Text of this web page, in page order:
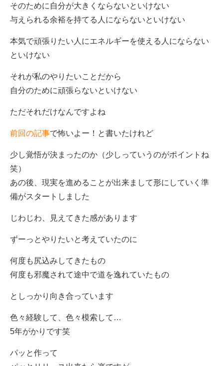
そのために自分が大きくならないといけない
与えられる余裕を持てる人にならないといけない
本気で頑張りたい人にエネルギーを使える人にならない
といけない
それが私のやりたいことだから
自分のために頑張らないといけない
ただそれだけなんですよね
前回の記事で怖いよー！と書いたけれど
少し覚悟が決まったのか（少しっていうのがポイントね
笑）
あの後、現実を進めることが出来まして形にしていく準
備がスタートしました
じわじわ、見えてきた感があります
ずーっとやりたいと考えていたのに
何度も尻込みしてきたもの
何度も邪魔されて途中で道を逸れていたもの
としっかり向き合っています
色々経験して、色々模索して…
5年がかりです笑
パッと作って